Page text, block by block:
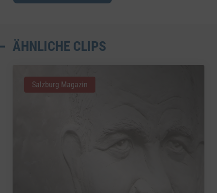
ÄHNLICHE CLIPS
Salzburg Magazin